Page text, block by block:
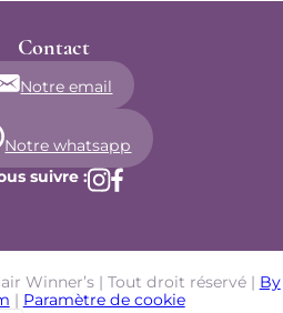
Contact
Notre email
Notre whatsapp
suivre :
Winner’s | Tout droit réservé | By
| Paramètre de cookie